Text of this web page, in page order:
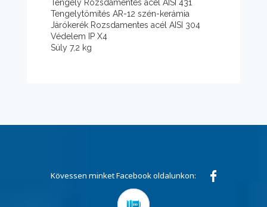
Tengely Rozsdamentes acél AISI 431
Tengelytömítés AR-12 szén-kerámia
Járókerék Rozsdamentes acél AISI 304
Védelem IP X4
Súly 7,2 kg
Kövessen minket Facebook oldalunkon: